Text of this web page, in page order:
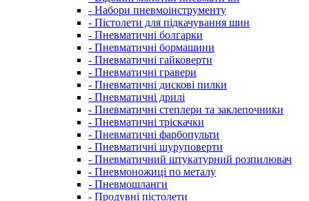
- Набори пневмоінструменту
- Пістолети для підкачування шин
- Пневматичні болгарки
- Пневматичні бормашини
- Пневматичні гайковерти
- Пневматичні гравери
- Пневматичні дискові пилки
- Пневматичні дрилі
- Пневматичні степлери та заклепочники
- Пневматичні тріскачки
- Пневматичні фарбопульти
- Пневматичні шуруповерти
- Пневматичний штукатурний розпилювач
- Пневмоножиці по металу
- Пневмошланги
- Продувні пістолети